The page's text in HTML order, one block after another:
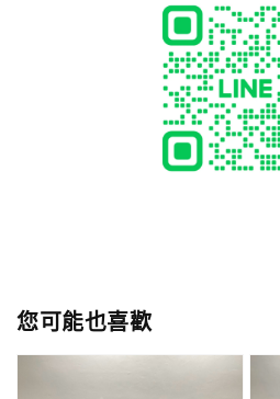
您可能也喜歡